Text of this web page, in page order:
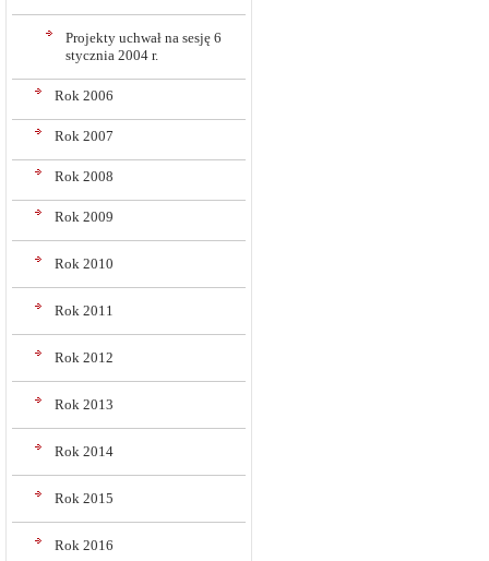
Projekty uchwał na sesję 6
stycznia 2004 r.
Rok 2006
Rok 2007
Rok 2008
Rok 2009
Rok 2010
Rok 2011
Rok 2012
Rok 2013
Rok 2014
Rok 2015
Rok 2016